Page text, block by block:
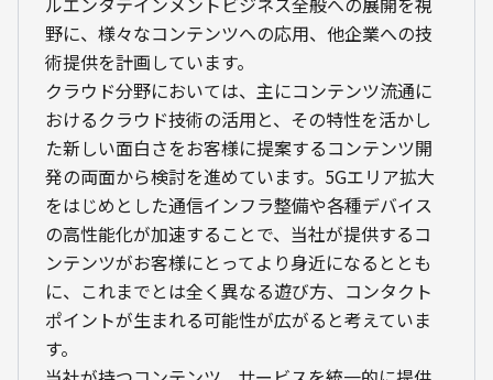
野に、様々なコンテンツへの応用、他企業への技
術提供を計画しています。
クラウド分野においては、主にコンテンツ流通に
おけるクラウド技術の活用と、その特性を活かし
た新しい面白さをお客様に提案するコンテンツ開
発の両面から検討を進めています。5Gエリア拡大
をはじめとした通信インフラ整備や各種デバイス
の高性能化が加速することで、当社が提供するコ
ンテンツがお客様にとってより身近になるととも
に、これまでとは全く異なる遊び方、コンタクト
ポイントが生まれる可能性が広がると考えていま
す。